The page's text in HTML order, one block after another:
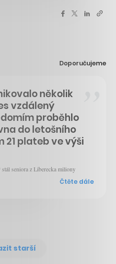
Doporučujeme
několik
vzdálený
proběhlo
do letošního
21 plateb ve výši
seniora z Liberecka miliony
Čtěte dále
starší